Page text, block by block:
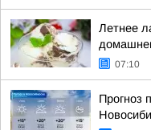
Летнее
07:10
Прогноз